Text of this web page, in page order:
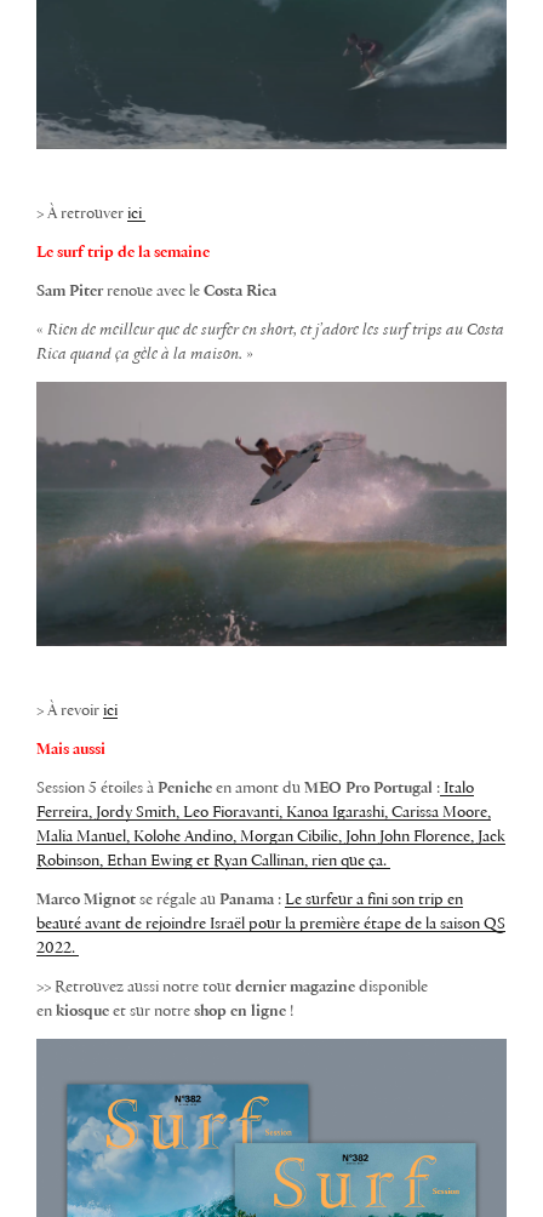
> À retrouver ici
Le surf trip de la semaine
Sam Piterrenoue avec le Costa Rica
« Rien de meilleur que de surfer en short, et j’adore les surf trips au Costa
Rica quand ça gèle à la maison. »
> À revoir ici
Mais aussi
Session 5 étoiles à Peniche en amont du MEO Pro Portugal : Italo
Ferreira, Jordy Smith, Leo Fioravanti, Kanoa Igarashi, Carissa Moore,
Malia Manuel, Kolohe Andino, Morgan Cibilic, John John Florence, Jack
Robinson, Ethan Ewing et Ryan Callinan, rien que ça.
Marco Mignot se régale au Panama : Le surfeur a fini son trip en
beauté avant de rejoindre Israël pour la première étape de la saison QS
2022.
>> Retrouvez aussi notre tout dernier magazine disponible
en kiosque et sur notre shop en ligne !